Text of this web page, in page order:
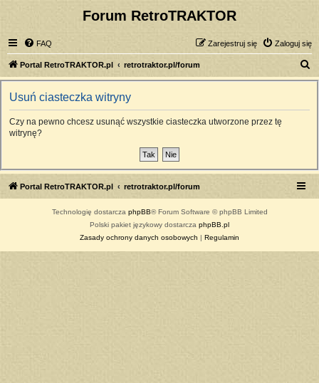
Forum RetroTRAKTOR
FAQ Zaloguj się
Zarejestruj się
Portal RetroTRAKTOR.pl retrotraktor.pl/forum
z
Usuń ciasteczka witryny
Czy na pewno chcesz usunąć wszystkie ciasteczka utworzone przez tę
witrynę?
Portal RetroTRAKTOR.pl retrotraktor.pl/forum
Technologię dostarcza phpBB® Forum Software © phpBB Limited
Polski pakiet językowy dostarcza phpBB.pl
Zasady ochrony danych osobowych | Regulamin